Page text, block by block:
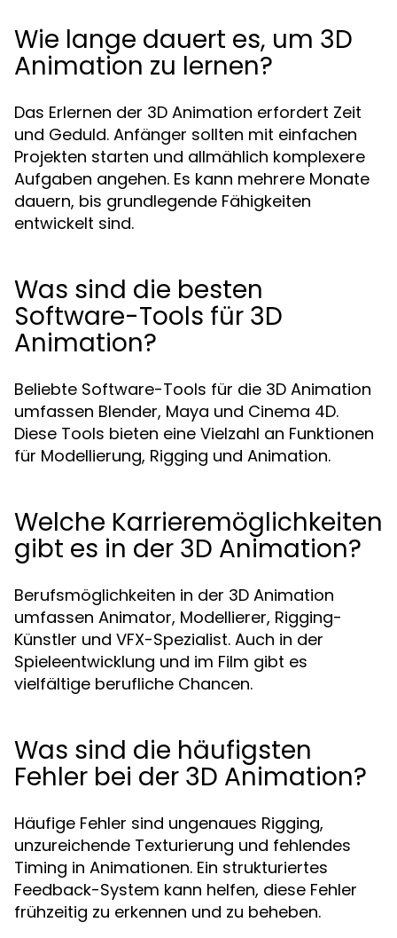
Wie lange dauert es, um 3D
Animation zu lernen?
Das Erlernen der 3D Animation erfordert Zeit
und Geduld. Anfänger sollten mit einfachen
Projekten starten und allmählich komplexere
Aufgaben angehen. Es kann mehrere Monate
dauern, bis grundlegende Fähigkeiten
entwickelt sind.
Was sind die besten
Software-Tools für 3D
Animation?
Beliebte Software-Tools für die 3D Animation
umfassen Blender, Maya und Cinema 4D.
Diese Tools bieten eine Vielzahl an Funktionen
für Modellierung, Rigging und Animation.
Welche Karrieremöglichkeiten
gibt es in der 3D Animation?
Berufsmöglichkeiten in der 3D Animation
umfassen Animator, Modellierer, Rigging-
Künstler und VFX-Spezialist. Auch in der
Spieleentwicklung und im Film gibt es
vielfältige berufliche Chancen.
Was sind die häufigsten
Fehler bei der 3D Animation?
Häufige Fehler sind ungenaues Rigging,
unzureichende Texturierung und fehlendes
Timing in Animationen. Ein strukturiertes
Feedback-System kann helfen, diese Fehler
frühzeitig zu erkennen und zu beheben.